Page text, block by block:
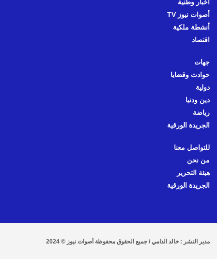
أخبار وطنية
أصوات نيوز TV
أنشطة ملكية
اقتصاد
جهات
حوادث وقضايا
دولية
دين ودنيا
رياضة
الجريدة الورقية
للتواصل معنا
من نحن
هيئة التحرير
الجريدة الورقية
مدير النشر : خالد الدامي / جميع الحقوق محفوظة أصوات نيوز © 2024